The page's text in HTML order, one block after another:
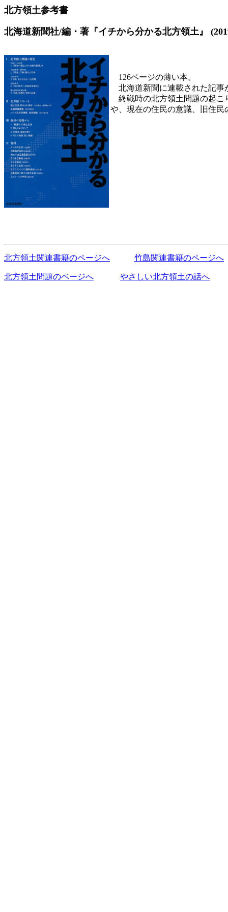
北方領土参考書
北海道新聞社/編・著『イチから分かる北方領土』
126ページの薄い本。
北海道新聞に連載された記事
終戦時の北方領土問題の起こ
や、現在の住民の意識、旧住
北方領土関連書籍のページへ 竹島関連書籍のページへ
北方領土問題のページへ やさしい北方領土の話へ